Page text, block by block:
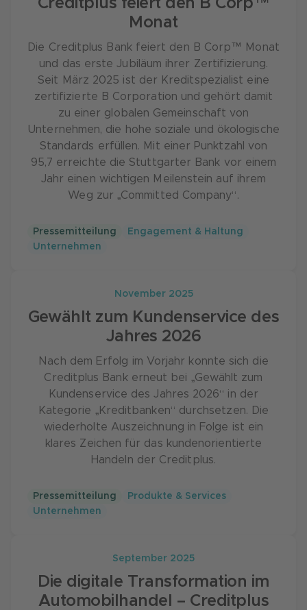
Vertriebskanäle.
Mobilität der Zukunft:Marktführende und
zukunftsorientierte Produkte und Services,
um unsere Kunden und Partner bei der
Transformation in der Automobilbranche
bestmöglich zu unterstützen.
Zielgerichtete Akquisitionen:
profitables Wachstum im deutschen Markt
hat die CA CF Gruppe auch anorganisches
Wachstum als mögliche Option identifiziert.
Das Motto der Bank leitet sich aus ihrem
menschlich.
PFM-Unternehmen entwickelt und dann für
die jeweiligen Tochterunternehmen angepasst.
Neben den vier Werten der Gruppe –
Innovationskraft, Kundennähe, Engagement
und Teamgeist – steht für die Creditplus Bank
als fünfter Wert „Partnerschaft“ im
Mittelpunkt.
Als Unternehmen übernehmen wir
CSR-Projekte. Mehr darüber erfahren Sie
Creditplus feiert den B Corp™
Monat
Die Creditplus Bank feiert den B Corp™ Monat
und das erste Jubiläum ihrer Zertifizierung.
Seit März 2025 ist der Kreditspezialist eine
zertifizierte B Corporation und gehört damit
zu einer globalen Gemeinschaft von
Unternehmen, die hohe soziale und ökologische
Standards erfüllen. Mit einer Punktzahl von
95,7 erreichte die Stuttgarter Bank vor einem
Jahr einen wichtigen Meilenstein auf ihrem
Weg zur „Committed Company“.
Pressemitteilung
Engagement & Haltung
Unternehmen
November 2025
Gewählt zum Kundenservice des
Jahres 2026
Nach dem Erfolg im Vorjahr konnte sich die
Creditplus Bank erneut bei „Gewählt zum
Kundenservice des Jahres 2026“ in der
Kategorie „Kreditbanken“ durchsetzen. Die
wiederholte Auszeichnung in Folge ist ein
klares Zeichen für das kundenorientierte
Handeln der Creditplus.
Pressemitteilung
Produkte & Services
Unternehmen
September 2025
Die digitale Transformation im
Automobilhandel – Creditplus